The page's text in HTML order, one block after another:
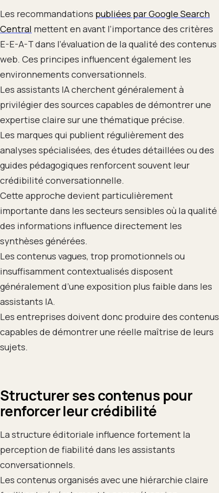
Les recommandations publiées par Google Search
Central mettent en avant l’importance des critères
E-E-A-T dans l’évaluation de la qualité des contenus
web. Ces principes influencent également les
environnements conversationnels.
Les assistants IA cherchent généralement à
privilégier des sources capables de démontrer une
expertise claire sur une thématique précise.
Les marques qui publient régulièrement des
analyses spécialisées, des études détaillées ou des
guides pédagogiques renforcent souvent leur
crédibilité conversationnelle.
Cette approche devient particulièrement
importante dans les secteurs sensibles où la qualité
des informations influence directement les
synthèses générées.
Les contenus vagues, trop promotionnels ou
insuffisamment contextualisés disposent
généralement d’une exposition plus faible dans les
assistants IA.
Les entreprises doivent donc produire des contenus
capables de démontrer une réelle maîtrise de leurs
sujets.
Structurer ses contenus pour
renforcer leur crédibilité
La structure éditoriale influence fortement la
perception de fiabilité dans les assistants
conversationnels.
Les contenus organisés avec une hiérarchie claire